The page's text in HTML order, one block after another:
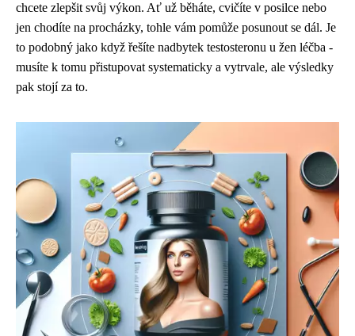
chcete zlepšit svůj výkon. Ať už běháte, cvičíte v posilce nebo
jen chodíte na procházky, tohle vám pomůže posunout se dál. Je
to podobný jako když řešíte nadbytek testosteronu u žen léčba -
musíte k tomu přistupovat systematicky a vytrvale, ale výsledky
pak stojí za to.